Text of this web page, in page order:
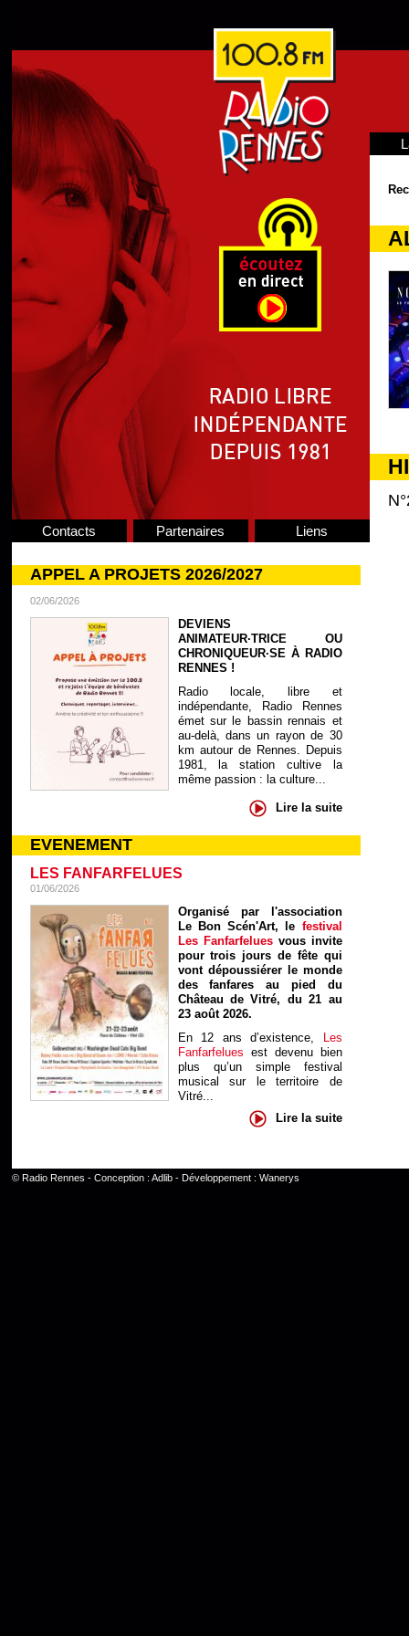
Contacts Partenaires Liens
APPEL A PROJETS 2026/2027
02/06/2026
DEVIENS
ANIMATEUR·TRICE OU
CHRONIQUEUR·SE À RADIO
RENNES !
Radio locale, libre et
indépendante, Radio Rennes
émet sur le bassin rennais et
au-delà, dans un rayon de 30
km autour de Rennes. Depuis
1981, la station cultive la
même passion : la culture...
Lire la suite
EVENEMENT
LES FANFARFELUES
01/06/2026
Organisé par l'association
Le Bon Scén'Art, le festival
Les Fanfarfelues vous invite
pour trois jours de fête qui
vont dépoussiérer le monde
des fanfares au pied du
Château de Vitré, du 21 au
23 août 2026.
En 12 ans d’existence, Les
Fanfarfelues est devenu bien
plus qu’un simple festival
musical sur le territoire de
Vitré...
Lire la suite
© Radio Rennes - Conception : Adlib- Développement : Wanerys